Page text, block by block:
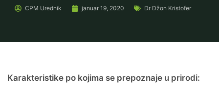
CPM Urednik januar 19, 2020 Dr Džon Kristofer
Karakteristike po kojima se prepoznaje u prirodi: